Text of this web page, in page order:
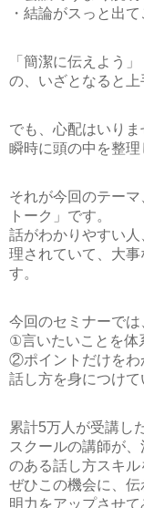
・結論がスっと出
「簡潔に伝えよう
の、いざとなると
でも、心配はいりま
瞬時に頭の中を整理
それが今回のテーマ
トーク」 です。
話がわかりやすい
理されていて、大
す。
今回のセミナーでは
①言いたいことを体
②ポイントだけをわ
話し方を身につけて
累計5万人が受講し
スクールの講師が
のある話し方スキル
ぜひこの機会に、
明力をアップさせて